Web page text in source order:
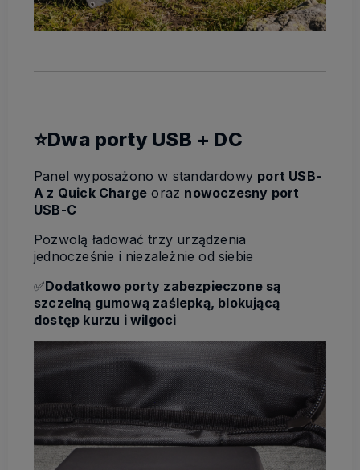
⭐Dwa porty USB + DC
Panel wyposażono w standardowy port USB-
A z Quick Charge oraz nowoczesny port
USB-C
Pozwolą ładować trzy urządzenia
jednocześnie i niezależnie od siebie
✅Dodatkowo porty zabezpieczone są
szczelną gumową zaślepką, blokującą
dostęp kurzu i wilgoci